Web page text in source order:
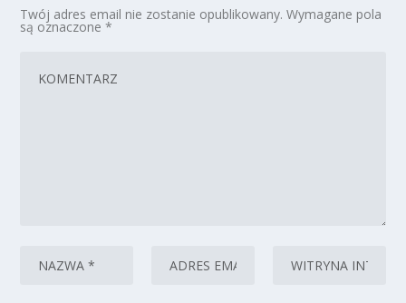
Twój adres email nie zostanie opublikowany. Wymagane pola
są oznaczone*